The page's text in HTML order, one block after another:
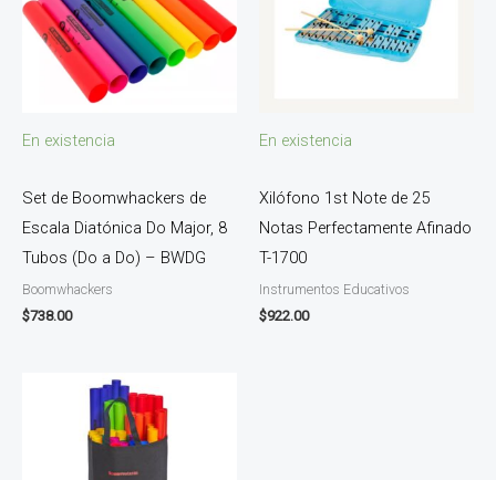
En existencia
Set de Boomwhackers de
Escala Diatónica Do Major, 8
Tubos (Do a Do) – BWDG
Boomwhackers
$738.00
En existencia
Xilófono 1st Note de 25
Notas Perfectamente Afinado
T-1700
Instrumentos Educativos
$922.00